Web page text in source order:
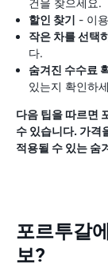
건을 찾으세요.
할인 찾기 - 이
작은 차를 선택
다.
숨겨진 수수료
있는지 확인하
다음 팁을 따르면
수 있습니다. 가격
적용될 수 있는 숨
포르투갈
보?